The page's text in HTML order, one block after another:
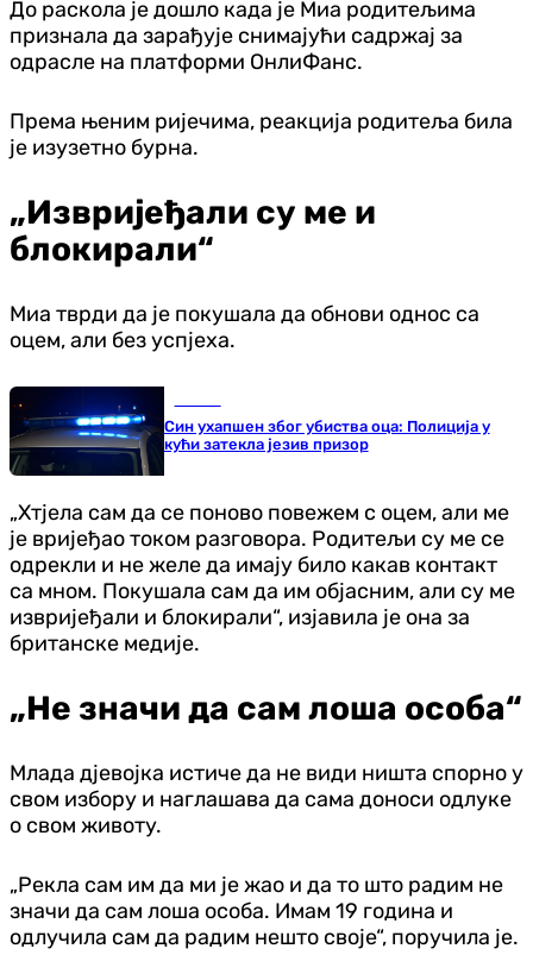
До раскола је дошло када је Миа родитељима
признала да зарађује снимајући садржај за
одрасле на платформи ОнлиФанс.
Према њеним ријечима, реакција родитеља била
је изузетно бурна.
„Извријеђали су ме и
блокирали“
Миа тврди да је покушала да обнови однос са
оцем, али без успјеха.
Син ухапшен због убиства оца: Полиција у
кући затекла језив призор
„Хтјела сам да се поново повежем с оцем, али ме
је вријеђао током разговора. Родитељи су ме се
одрекли и не желе да имају било какав контакт
са мном. Покушала сам да им објасним, али су ме
извријеђали и блокирали“, изјавила је она за
британске медије.
„Не значи да сам лоша особа“
Млада дјевојка истиче да не види ништа спорно у
свом избору и наглашава да сама доноси одлуке
о свом животу.
„Рекла сам им да ми је жао и да то што радим не
значи да сам лоша особа. Имам 19 година и
одлучила сам да радим нешто своје“, поручила је.